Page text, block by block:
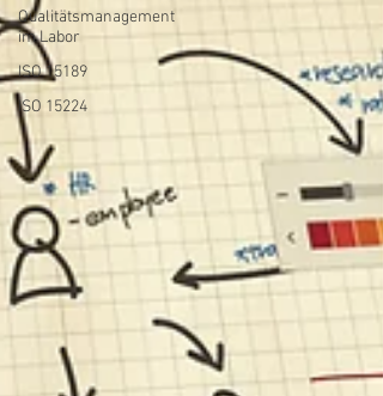
Qualitätsmanagement
im Labor
ISO 15189
ISO 15224